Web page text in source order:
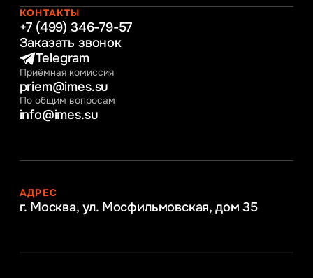
Интернет-маркетинг
КОНТАКТЫ
+7 (499) 346-79-57
Заказать звонок
Telegram
Приёмная комиссия
priem@imes.su
По общим вопросам
info@imes.su
АДРЕС
г. Москва, ул. Мосфильмовская, дом 35